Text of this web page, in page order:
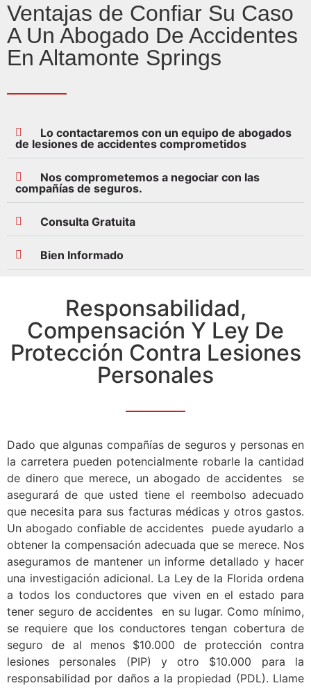
Ventajas de Confiar Su Caso
A Un Abogado De Accidentes
En Altamonte Springs
Lo contactaremos con un equipo de abogados
de lesiones de accidentes comprometidos
Nos comprometemos a negociar con las
compañías de seguros.
Consulta Gratuita
Bien Informado
Responsabilidad,
Compensación Y Ley De
Protección Contra Lesiones
Personales
Dado que algunas compañías de seguros y personas en
la carretera pueden potencialmente robarle la cantidad
de dinero que merece, un abogado de accidentes se
asegurará de que usted tiene el reembolso adecuado
que necesita para sus facturas médicas y otros gastos.
Un abogado confiable de accidentes puede ayudarlo a
obtener la compensación adecuada que se merece. Nos
aseguramos de mantener un informe detallado y hacer
una investigación adicional. La Ley de la Florida ordena
a todos los conductores que viven en el estado para
tener seguro de accidentes en su lugar. Como mínimo,
se requiere que los conductores tengan cobertura de
seguro de al menos $10.000 de protección contra
lesiones personales (PIP) y otro $10.000 para la
responsabilidad por daños a la propiedad (PDL). Llame